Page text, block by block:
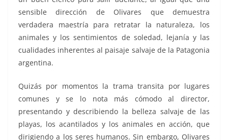
sensible dirección de Olivares que demuestra
verdadera maestría para retratar la naturaleza, los
animales y los sentimientos de soledad, lejanía y las
cualidades inherentes al paisaje salvaje de la Patagonia
argentina.
Quizás por momentos la trama transita por lugares
comunes y se lo nota más cómodo al director,
presentando y describiendo la belleza salvaje de las
playas, los acantilados y los animales en acción, que
dirigiendo a los seres humanos. Sin embargo, Olivares